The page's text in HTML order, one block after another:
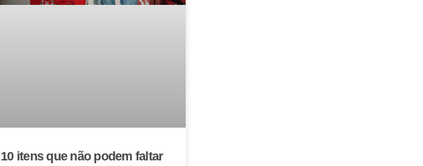
10 itens que não podem faltar